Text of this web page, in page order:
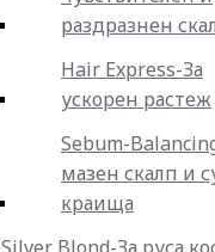
раздразнен
Hair Express-За
ускорен растеж
Sebum-
мазен скалп и
краища